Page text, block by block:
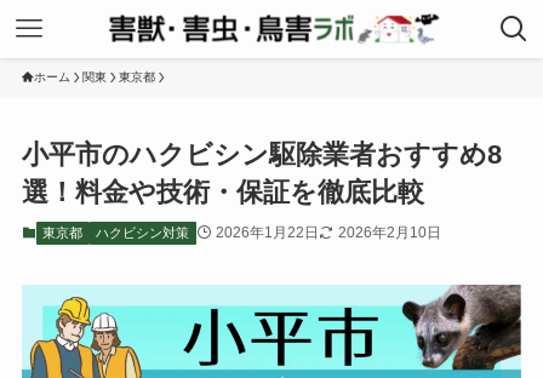
ホーム 関東 東京都
小平市のハクビシン駆除業者おすすめ8
選！料金や技術・保証を徹底比較
東京都 ハクビシン対策 2026年1月22日 2026年2月10日